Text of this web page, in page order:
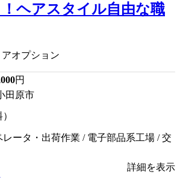
！ヘアスタイル自由な職
オプション
円
田原市
レータ・出荷作業 / 電子部品系工場 / 交
詳細を表示